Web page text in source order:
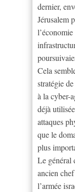
dernier,
Jérusalem
Cela
stratégie
à la cyber-
déjà
attaques
que le
plus
Le général
ancien
l’armée